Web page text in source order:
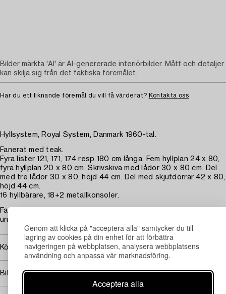
Genom att klicka på "acceptera alla" samtycker du till
lagring av cookies på din enhet för att förbättra
navigeringen på webbplatsen, analysera webbplatsens
användning och anpassa vår marknadsföring.
Acceptera alla
Har du ett liknande föremål du vill få värderat? Kontakta oss
Hyllsystem, Royal System, Danmark 1960-tal.
Fanerat med teak.
Fyra lister 121, 171, 174 resp 180 cm långa. Fem hyllplan 24 x 80,
fyra hyllplan 20 x 80 cm. Skrivskiva med lådor 30 x 80 cm. Del
med tre lådor 30 x 80, höjd 44 cm. Del med skjutdörrar 42 x 80,
höjd 44 cm.
16 hyllbärare, 18+2 metallkonsoler.
Fanerskador, repor, blekt. Kräver montering. Bukowskis har ej
undersökt möbeln monterad.
Köpinformation
Bildrättigheter
Bilder märkta 'AI' är AI-genererade interiörbilder. Mått och detaljer
kan skilja sig från det faktiska föremålet.